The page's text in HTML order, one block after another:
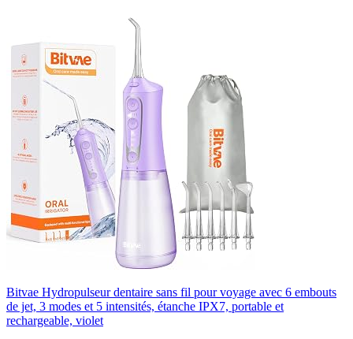
Bitvae Hydropulseur dentaire sans fil pour voyage avec 6 embouts
de jet, 3 modes et 5 intensités, étanche IPX7, portable et
rechargeable, violet